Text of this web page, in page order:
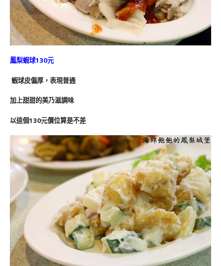
鳳梨蝦球130元
蝦球皮偏厚，表現普通
加上甜甜的美乃滋調味
以這個130元價位算是不差